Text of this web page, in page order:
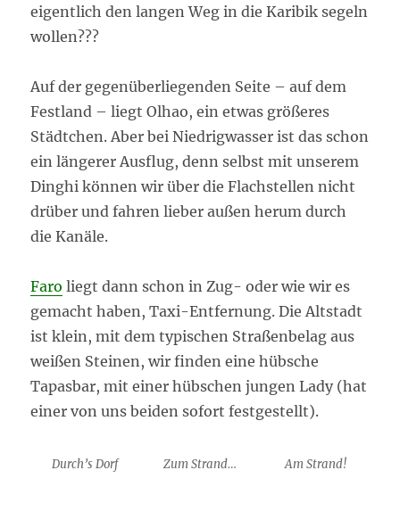
eigentlich den langen Weg in die Karibik segeln
wollen???
Auf der gegenüberliegenden Seite – auf dem
Festland – liegt Olhao, ein etwas größeres
Städtchen. Aber bei Niedrigwasser ist das schon
ein längerer Ausflug, denn selbst mit unserem
Dinghi können wir über die Flachstellen nicht
drüber und fahren lieber außen herum durch
die Kanäle.
Faro liegt dann schon in Zug- oder wie wir es
gemacht haben, Taxi-Entfernung. Die Altstadt
ist klein, mit dem typischen Straßenbelag aus
weißen Steinen, wir finden eine hübsche
Tapasbar, mit einer hübschen jungen Lady (hat
einer von uns beiden sofort festgestellt).
Durch’s Dorf Zum Strand… Am Strand!